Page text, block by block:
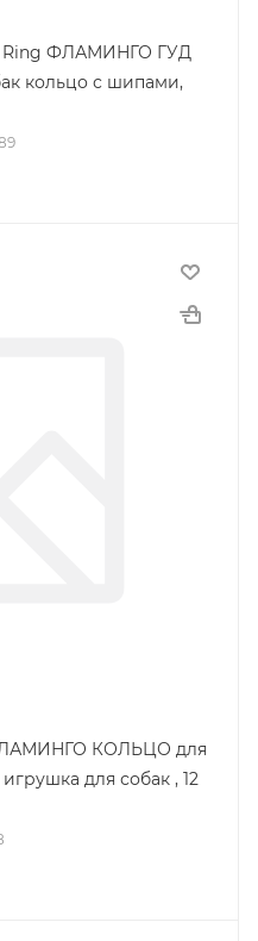
Ring ФЛАМИНГО ГУД
кольцо с шипами,
КОЛЬЦО для
для собак , 12